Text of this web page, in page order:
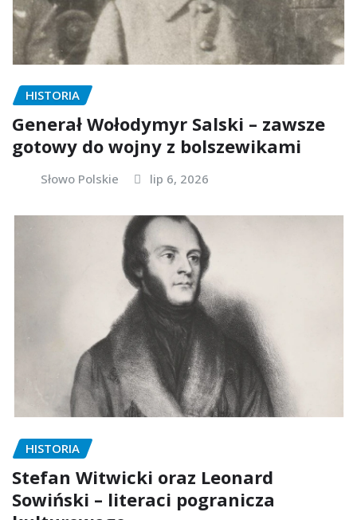
HISTORIA
Generał Wołodymyr Salski – zawsze
gotowy do wojny z bolszewikami
Słowo Polskie lip 6, 2026
HISTORIA
Stefan Witwicki oraz Leonard
Sowiński – literaci pogranicza